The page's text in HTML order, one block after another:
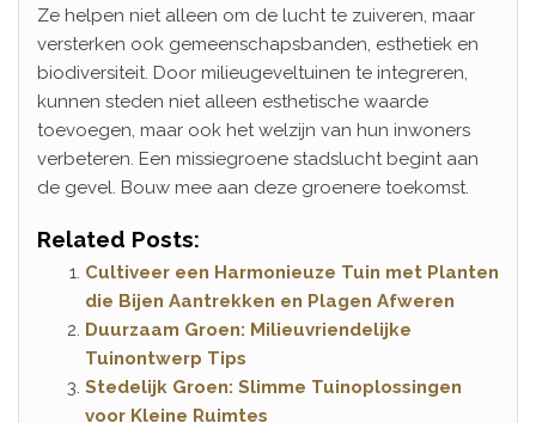
Ze helpen niet alleen om de lucht te zuiveren, maar
versterken ook gemeenschapsbanden, esthetiek en
biodiversiteit. Door milieugeveltuinen te integreren,
kunnen steden niet alleen esthetische waarde
toevoegen, maar ook het welzijn van hun inwoners
verbeteren. Een missiegroene stadslucht begint aan
de gevel. Bouw mee aan deze groenere toekomst.
Related Posts:
Cultiveer een Harmonieuze Tuin met Planten
die Bijen Aantrekken en Plagen Afweren
Duurzaam Groen: Milieuvriendelijke
Tuinontwerp Tips
Stedelijk Groen: Slimme Tuinoplossingen
voor Kleine Ruimtes